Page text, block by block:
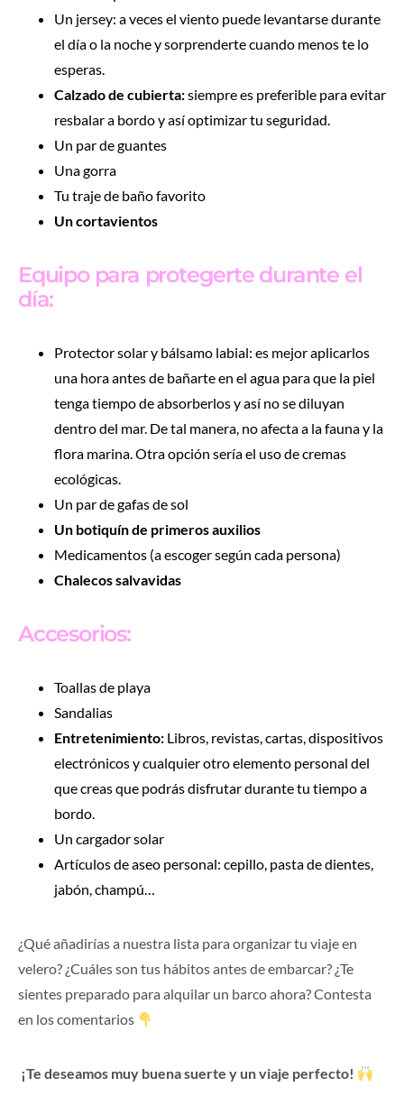
Un jersey: a veces el viento puede levantarse durante
el día o la noche y sorprenderte cuando menos te lo
esperas.
Calzado de cubierta:siempre es preferible para evitar
resbalar a bordo y así optimizar tu seguridad.
Un par de guantes
Una gorra
Tu traje de baño favorito
Un cortavientos
Equipo para protegerte durante el
día:
Protector solar y bálsamo labial: es mejor aplicarlos
una hora antes de bañarte en el agua para que la piel
tenga tiempo de absorberlos y así no se diluyan
dentro del mar. De tal manera, no afecta a la fauna y la
flora marina. Otra opción sería el uso de cremas
ecológicas.
Un par de gafas de sol
Un botiquín de primeros auxilios
Medicamentos (a escoger según cada persona)
Chalecos salvavidas
Accesorios:
Toallas de playa
Sandalias
Entretenimiento: Libros, revistas, cartas, dispositivos
electrónicos y cualquier otro elemento personal del
que creas que podrás disfrutar durante tu tiempo a
bordo.
Un cargador solar
Artículos de aseo personal: cepillo, pasta de dientes,
jabón, champú…
¿Qué añadirías a nuestra lista para organizar tu viaje en
velero? ¿Cuáles son tus hábitos antes de embarcar? ¿Te
sientes preparado para alquilar un barco ahora? Contesta
en los comentarios
¡Te deseamos muy buena suerte y un viaje perfecto!